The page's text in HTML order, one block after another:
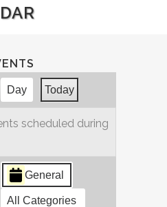
Day Today
scheduled during
General
All Categories